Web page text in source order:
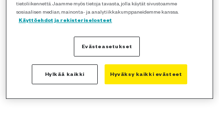
tietoliikennettä. Jaamme myös tietoja tavasta, jolla käytät sivustoamme
sosiaalisen median, mainonta- ja analytiikkakumppaneidemme kanssa.
Käyttöehdot ja rekisteriselosteet
Evästeasetukset
Hylkää kaikki Hyväksy kaikki evästeet